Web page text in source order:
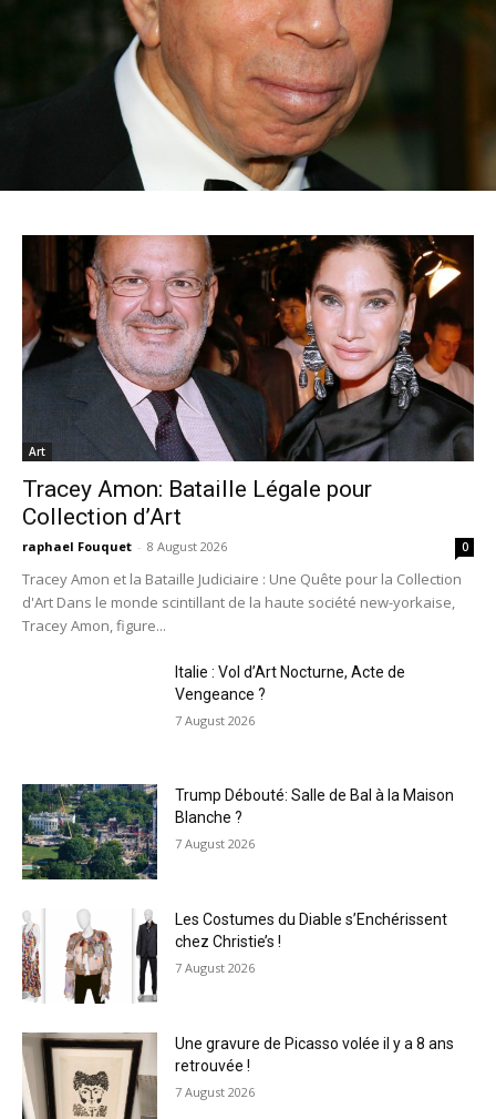
Art
Tracey Amon: Bataille Légale pour
Collection d’Art
raphael Fouquet - 8 August 2026 0
Tracey Amon et la Bataille Judiciaire : Une Quête pour la Collection
d'Art Dans le monde scintillant de la haute société new-yorkaise,
Tracey Amon, figure...
Italie : Vol d’Art Nocturne, Acte de
Vengeance ?
7 August 2026
Trump Débouté: Salle de Bal à la Maison
Blanche ?
7 August 2026
Les Costumes du Diable s’Enchérissent
chez Christie’s !
7 August 2026
Une gravure de Picasso volée il y a 8 ans
retrouvée !
7 August 2026